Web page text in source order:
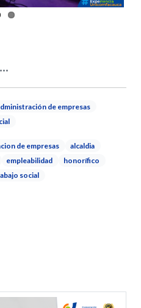
de empresas
de empresas
alcaldia
empleabilidad
honorífico
social